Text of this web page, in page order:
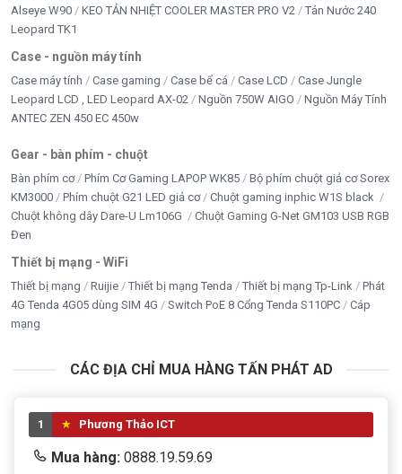
Alseye W90
KEO TẢN NHIỆT COOLER MASTER PRO V2
Tản Nước 240
Leopard TK1
Case - nguồn máy tính
Case máy tính Case gaming Case bể cá Case LCD
Case Jungle
Leopard LCD , LED Leopard AX-02
Nguồn 750W AIGO
Nguồn Máy Tính
ANTEC ZEN 450 EC 450w
Gear - bàn phím - chuột
Bàn phím cơ Phím Cơ Gaming LAPOP WK85
Bộ phím chuột giả cơ Sorex
KM3000
Phím chuột G21 LED giả cơ
Chuột gaming inphic W1S black
Chuột không dây Dare-U Lm106G
Chuột Gaming G-Net GM103 USB RGB
Đen
Thiết bị mạng - WiFi
Thiết bị mạng Ruijie Thiết bị mạng Tenda Thiết bị mạng Tp-Link
Phát
4G Tenda 4G05 dùng SIM 4G
Switch PoE 8 Cổng Tenda S110PC
Cáp
mạng
CÁC ĐỊA CHỈ MUA HÀNG TẤN PHÁT AD
1 Phương Thảo ICT
Mua hàng: 0888.19.59.69